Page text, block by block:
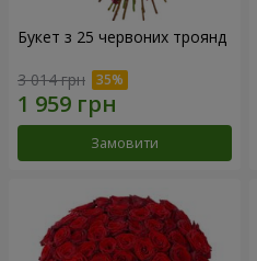
Букет з 25 червоних троянд
3 014 грн
Замовити